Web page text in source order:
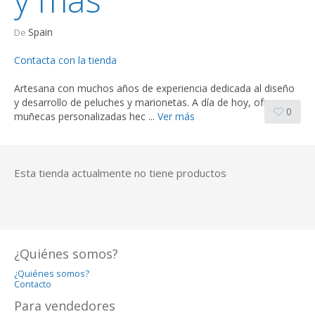
De Spain
Contacta con la tienda
Artesana con muchos años de experiencia dedicada al diseño
y desarrollo de peluches y marionetas. A día de hoy, ofrezco
muñecas personalizadas hec ... Ver más 0
Esta tienda actualmente no tiene productos
¿Quiénes somos?
¿Quiénes somos?
Contacto
Para vendedores